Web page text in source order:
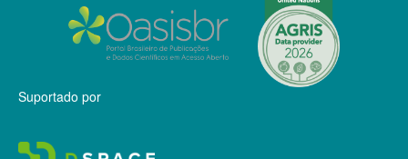
Suportado por